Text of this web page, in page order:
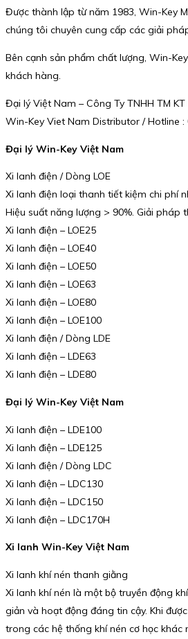
Được thành lập từ năm 1983, Win-Key
chúng tôi chuyên cung cấp các giải
Bên cạnh sản phẩm chất lượng, Win-
khách hàng.
Đại lý Việt Nam – Công Ty TNHH TM
Win-Key Viet Nam Distributor / Hotline
Đại lý Win-Key Việt Nam
Xi lanh điện / Dòng LOE
Xi lanh điện loại thanh tiết kiệm chi phí
Hiệu suất năng lượng > 90%. Giải
Xi lanh điện – LOE25
Xi lanh điện – LOE40
Xi lanh điện – LOE50
Xi lanh điện – LOE63
Xi lanh điện – LOE80
Xi lanh điện – LOE100
Xi lanh điện / Dòng LDE
Xi lanh điện – LDE63
Xi lanh điện – LDE80
Đại lý Win-Key Việt Nam
Xi lanh điện – LDE100
Xi lanh điện – LDE125
Xi lanh điện / Dòng LDC
Xi lanh điện – LDC130
Xi lanh điện – LDC150
Xi lanh điện – LDC170H
Xi lanh Win-Key Việt Nam
Xi lanh khí nén thanh giằng
Xi lanh khí nén là một bộ truyền động
giản và hoạt động đáng tin cậy. Khi
trong các hệ thống khí nén cơ học khác